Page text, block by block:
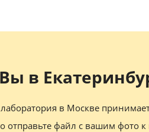
Вы в
в Москве
отправьте файл с вашим фото